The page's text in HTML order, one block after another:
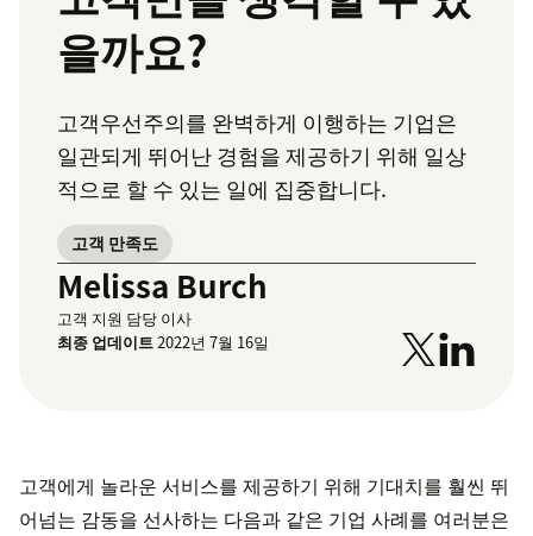
을까요?
고객우선주의를 완벽하게 이행하는 기업은
일관되게 뛰어난 경험을 제공하기 위해 일상
적으로 할 수 있는 일에 집중합니다.
고객 만족도
Melissa Burch
고객 지원 담당 이사
최종 업데이트2022년 7월 16일
고객에게 놀라운 서비스를 제공하기 위해 기대치를 훨씬 뛰
어넘는 감동을 선사하는 다음과 같은 기업 사례를 여러분은